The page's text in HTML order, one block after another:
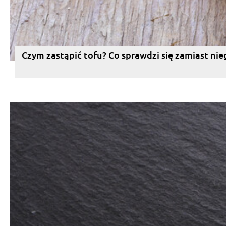
Czym zastąpić tofu? Co sprawdzi się zamiast